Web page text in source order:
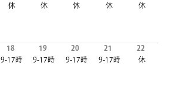
休 休 休 休 休
18 19 20 21
22
9-17時 9-17時 9-17時 9-17時 休